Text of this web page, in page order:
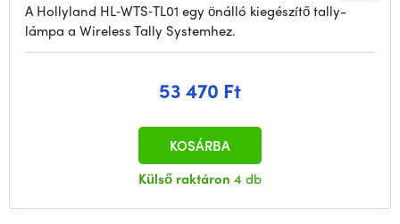
A Hollyland HL‑WTS‑TL01 egy önálló kiegészítő tally-
lámpa a Wireless Tally Systemhez.
53 470 Ft
Külső raktáron 4 db
KOSÁRBA